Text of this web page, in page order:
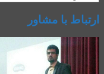
ارتباط با مشاور